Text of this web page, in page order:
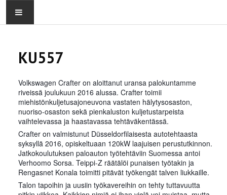
PALOKUNTA
OSASTOT
KALUSTO
KU557
Volkswagen Crafter on aloittanut uransa palokuntamme
riveissä joulukuun 2016 alussa. Crafter toimii
miehistönkuljetusajoneuvona vastaten hälytysosaston,
nuoriso-osaston sekä pienkaluston kuljetustarpeista
vaihtelevassa ja haastavassa tehtäväkentässä.
Crafter on valmistunut Düsseldorfilaisesta autotehtaasta
syksyllä 2016, opiskeltuaan 120kW laajuisen perustutkinnon.
Jatkokoulutuksen paloauton työtehtäviin Suomessa antoi
Verhoomo Sorsa. Teippi-Z räätälöi punaisen työtakin ja
Rengasnet Konala toimitti pitävät työkengät talven liukkaille.
Talon tapoihin ja uusiin työkavereihin on tehty tuttavuutta